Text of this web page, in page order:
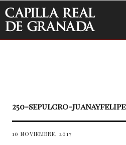
Capilla Real de Granada
250-sepulcro-juanayfelipe
10 NOVIEMBRE, 2017